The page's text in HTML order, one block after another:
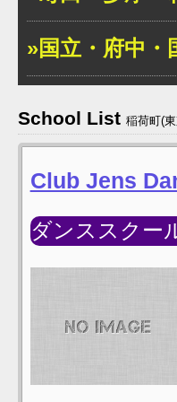
»国立・府中・
School List 稲荷町(
Club Jens
ダンススクー